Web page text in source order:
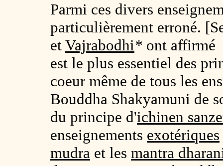
Parmi ces divers
particulièrement erroné.
et Vajrabodhi* ont affirmé
est le plus essentiel des
coeur même de tous les
Bouddha Shakyamuni de
du principe d'ichinen
enseignements exotériques
mudra et les mantra